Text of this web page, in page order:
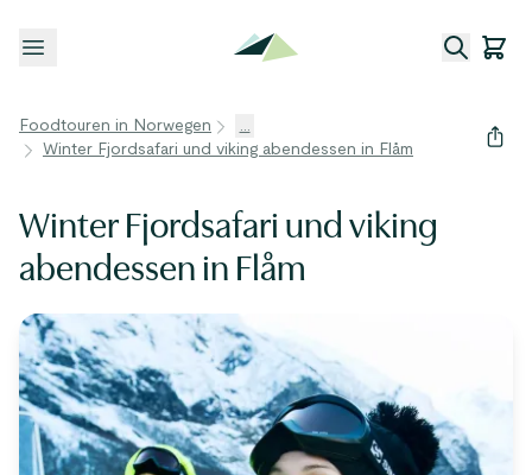
Menü öffnen
Foodtouren in Norwegen
...
Winter Fjordsafari und viking abendessen in Flåm
Winter Fjordsafari und viking
abendessen in Flåm